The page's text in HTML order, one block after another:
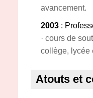
avancement.
2003 :
· cours de
collège, lycée
Atouts et